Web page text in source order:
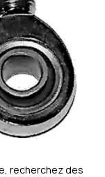
recherchez des